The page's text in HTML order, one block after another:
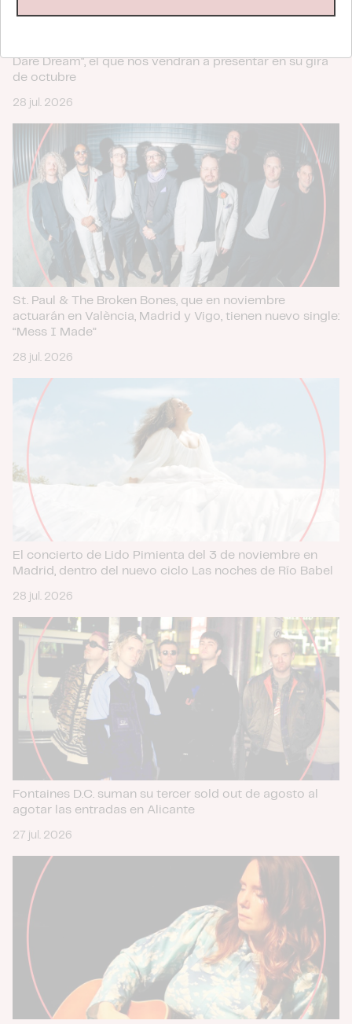
web, quienes pueden combinarla con otra información
partir del uso que haya hecho de sus servicios.
Dare Dream", el que nos vendrán a presentar en su gira
de octubre
28 jul. 2026
St. Paul & The Broken Bones, que en noviembre
actuarán en València, Madrid y Vigo, tienen nuevo single:
“Mess I Made”
28 jul. 2026
El concierto de Lido Pimienta del 3 de noviembre en
Madrid, dentro del nuevo ciclo Las noches de Río Babel
28 jul. 2026
Fontaines D.C. suman su tercer sold out de agosto al
agotar las entradas en Alicante
27 jul. 2026